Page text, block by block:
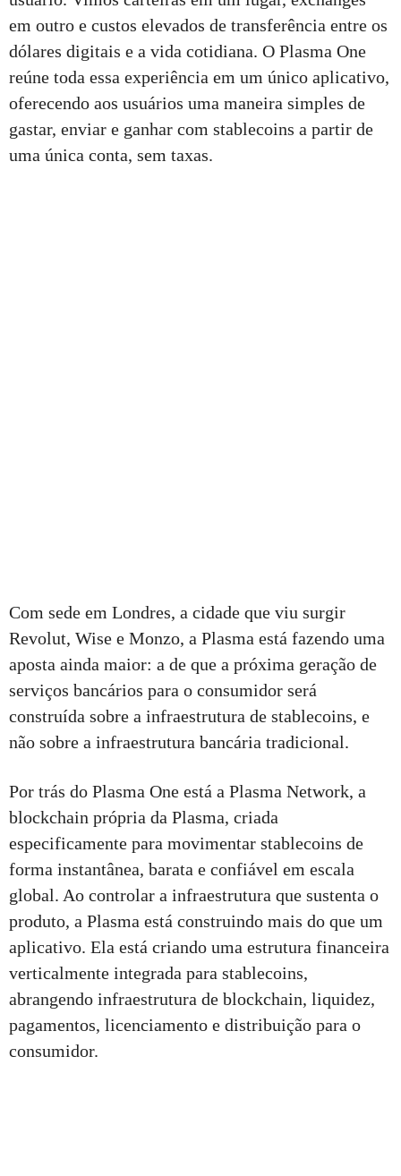
em outro e custos elevados de transferência entre os
dólares digitais e a vida cotidiana. O Plasma One
reúne toda essa experiência em um único aplicativo,
oferecendo aos usuários uma maneira simples de
gastar, enviar e ganhar com stablecoins a partir de
uma única conta, sem taxas.
Com sede em Londres, a cidade que viu surgir
Revolut, Wise e Monzo, a Plasma está fazendo uma
aposta ainda maior: a de que a próxima geração de
serviços bancários para o consumidor será
construída sobre a infraestrutura de stablecoins, e
não sobre a infraestrutura bancária tradicional.
Por trás do Plasma One está a Plasma Network, a
blockchain própria da Plasma, criada
especificamente para movimentar stablecoins de
forma instantânea, barata e confiável em escala
global. Ao controlar a infraestrutura que sustenta o
produto, a Plasma está construindo mais do que um
aplicativo. Ela está criando uma estrutura financeira
verticalmente integrada para stablecoins,
abrangendo infraestrutura de blockchain, liquidez,
pagamentos, licenciamento e distribuição para o
consumidor.